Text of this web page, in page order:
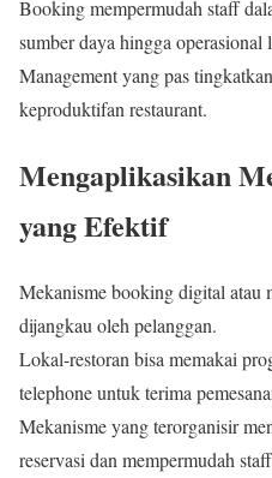
Booking mempermudah staff
sumber daya hingga operasional
Management yang pas
keproduktifan restaurant.
Mengaplikasikan
yang Efektif
Mekanisme booking digital atau
dijangkau oleh pelanggan.
Lokal-restoran bisa memakai
telephone untuk terima
Mekanisme yang terorganisir
reservasi dan mempermudah